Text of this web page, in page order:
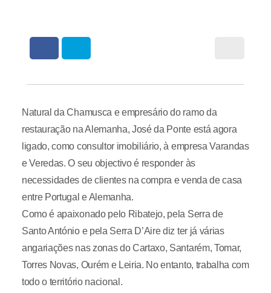
Natural da Chamusca e empresário do ramo da
restauração na Alemanha, José da Ponte está agora
ligado, como consultor imobiliário, à empresa Varandas
e Veredas. O seu objectivo é responder às
necessidades de clientes na compra e venda de casa
entre Portugal e Alemanha.
Como é apaixonado pelo Ribatejo, pela Serra de
Santo António e pela Serra D’Aire diz ter já várias
angariações nas zonas do Cartaxo, Santarém, Tomar,
Torres Novas, Ourém e Leiria. No entanto, trabalha com
todo o território nacional.